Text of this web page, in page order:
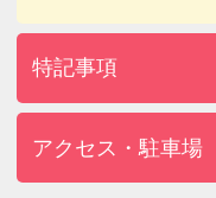
特記事項
アクセス・駐車場